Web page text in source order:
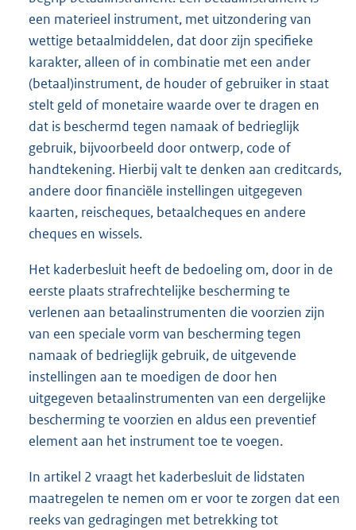
een materieel instrument, met uitzondering van
wettige betaalmiddelen, dat door zijn specifieke
karakter, alleen of in combinatie met een ander
(betaal)instrument, de houder of gebruiker in staat
stelt geld of monetaire waarde over te dragen en
dat is beschermd tegen namaak of bedrieglijk
gebruik, bijvoorbeeld door ontwerp, code of
handtekening. Hierbij valt te denken aan creditcards,
andere door financiële instellingen uitgegeven
kaarten, reischeques, betaalcheques en andere
cheques en wissels.
Het kaderbesluit heeft de bedoeling om, door in de
eerste plaats strafrechtelijke bescherming te
verlenen aan betaalinstrumenten die voorzien zijn
van een speciale vorm van bescherming tegen
namaak of bedrieglijk gebruik, de uitgevende
instellingen aan te moedigen de door hen
uitgegeven betaalinstrumenten van een dergelijke
bescherming te voorzien en aldus een preventief
element aan het instrument toe te voegen.
In artikel 2 vraagt het kaderbesluit de lidstaten
maatregelen te nemen om er voor te zorgen dat een
reeks van gedragingen met betrekking tot